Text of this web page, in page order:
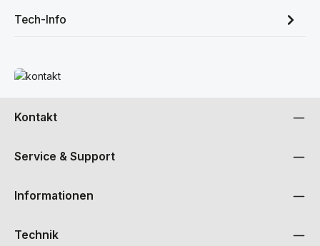
Tech-Info
Mehr erfahren
Kontakt
Service & Support
Informationen
Technik